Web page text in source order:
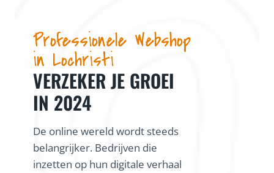
Professionele Webshop
in Lochristi
VERZEKER JE GROEI
IN 2024
De online wereld wordt steeds
belangrijker. Bedrijven die
inzetten op hun digitale verhaal